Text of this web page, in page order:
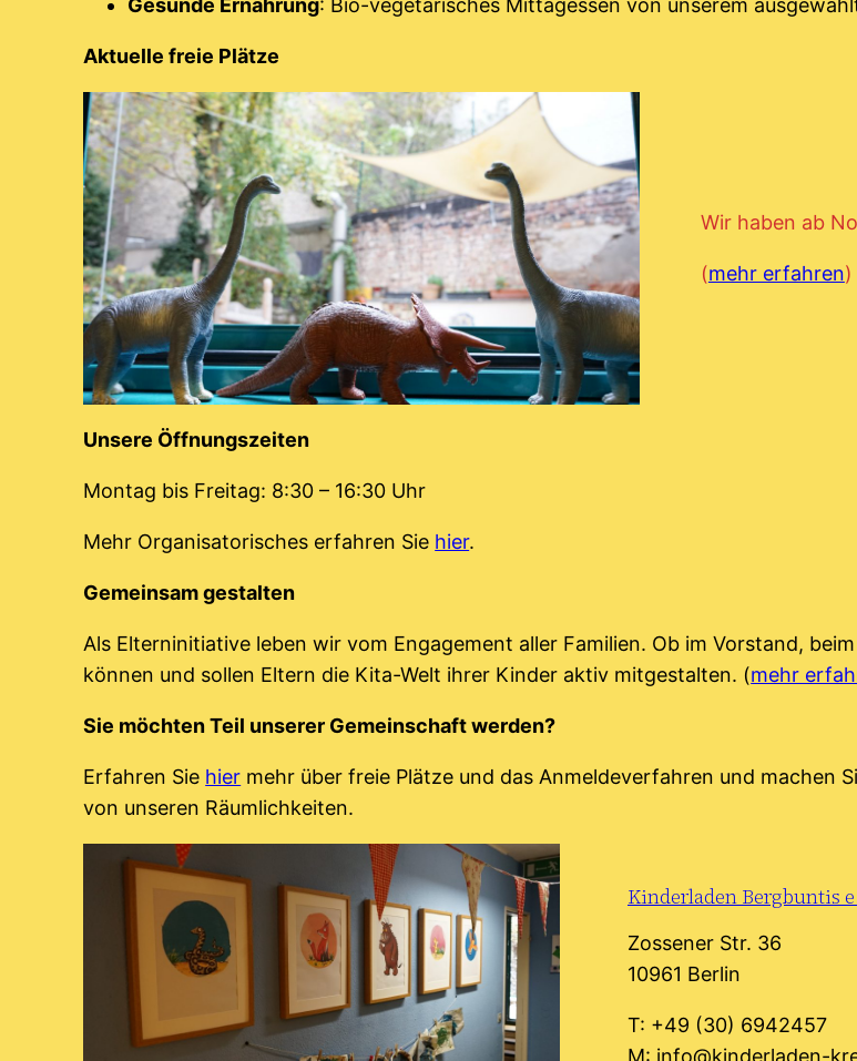
Gesunde Ernährung: Bio-vegetarisches Mittagessen von unserem
Aktuelle freie Plätze
Wir haben ab
(mehr erfahren)
Unsere Öffnungszeiten
Montag bis Freitag: 8:30 – 16:30 Uhr
Mehr Organisatorisches erfahren Sie hier.
Gemeinsam gestalten
Als Elterninitiative leben wir vom Engagement aller Familien. Ob im Vorstand,
können und sollen Eltern die Kita-Welt ihrer Kinder aktiv mitgestalten. (mehr
Sie möchten Teil unserer Gemeinschaft werden?
Erfahren Sie hier mehr über freie Plätze und das Anmeldeverfahren und machen
von unseren Räumlichkeiten.
Kinderladen Bergbuntis
Zossener Str. 36
10961 Berlin
T: +49 (30) 6942457
M: info@kinderladen-